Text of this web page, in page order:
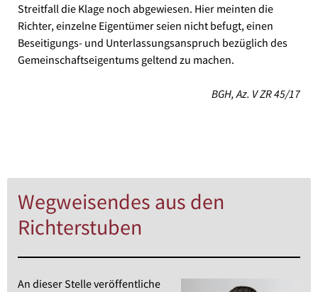
Streitfall die Klage noch abgewiesen. Hier meinten die
Richter, einzelne Eigentümer seien nicht befugt, einen
Beseitigungs- und Unterlassungsanspruch bezüglich des
Gemeinschaftseigentums geltend zu machen.
BGH, Az. V ZR 45/17
Wegweisendes aus den
Richterstuben
An dieser Stelle veröffentliche